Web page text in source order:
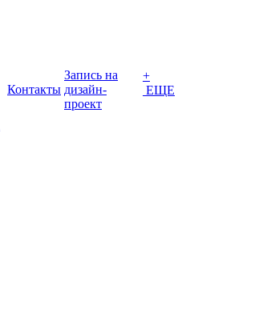
Контакты
Запись на
дизайн-
проект
+
ЕЩЕ